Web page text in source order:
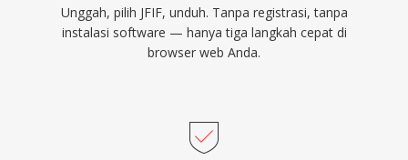
Unggah, pilih JFIF, unduh. Tanpa registrasi, tanpa
instalasi software — hanya tiga langkah cepat di
browser web Anda.